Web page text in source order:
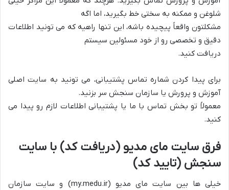
شلوغن و ممکنه به سختی خط بگیرید، اما اگه
مشکلتون واقعاً پیچیده باشه، این تنها راهیه که می تونید اطلاعات
دقیق و تخصصی رو از خود مسئولین سیستم
دریافت کنید.
برای پیدا کردن شماره تماس پشتیبانی، می تونید به سایت اصلی
آموزش و پرورش یا سازمان سنجش سر بزنید.
معمولاً تو بخش تماس با ما یا پشتیبانی اطلاعات لازم رو پیدا می
کنید.
فرق سایت مای مدیو (دریافت کد) با سایت
سنجش (تایید کد)
خیلی ها بین سایت مای مدیو (my.medu.ir) و سایت سازمان